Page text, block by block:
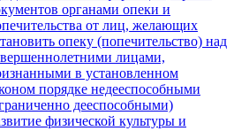
органами опеки и
от лиц, желающих
опеку (попечительство) над
лицами,
в установленном
порядке недееспособными
дееспособными)
физической культуры и